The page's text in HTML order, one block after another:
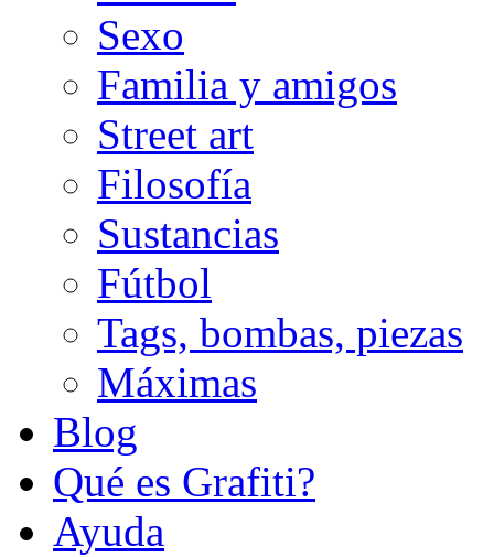
Sexo
Familia y amigos
Street art
Filosofía
Sustancias
Fútbol
Tags, bombas, piezas
Máximas
Blog
Qué es Grafiti?
Ayuda